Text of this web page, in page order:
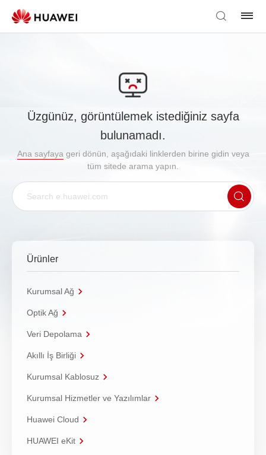
Üzgünüz, görüntülemek istediğiniz sayfa
bulunamadı.
Ana sayfaya geri dönün, aşağıdaki linklerden birine gidin veya
tüm sitede arama yapın.
Ürünler
Kurumsal Ağ
Optik Ağ
Veri Depolama
Akıllı İş Birliği
Kurumsal Kablosuz
Kurumsal Hizmetler ve Yazılımlar
Huawei Cloud
HUAWEI eKit